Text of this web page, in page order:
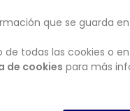
SUSCRIBIRSE
que se guarda
todas las cookies o en
de cookies para más